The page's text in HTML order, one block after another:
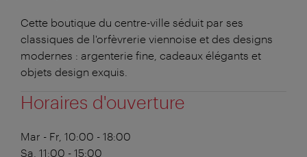
Cette boutique du centre-ville séduit par ses
classiques de l'orfèvrerie viennoise et des designs
modernes : argenterie fine, cadeaux élégants et
objets design exquis.
Horaires d'ouverture
Mar - Fr, 10:00 - 18:00
Sa, 11:00 - 15:00